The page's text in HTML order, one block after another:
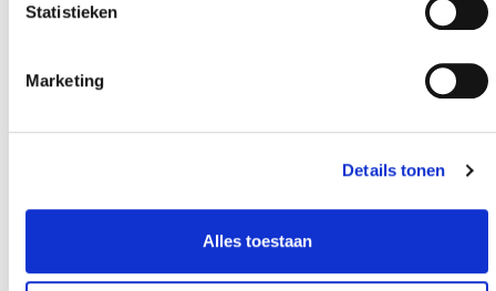
Statistieken
Marketing
Details tonen
Alles toestaan